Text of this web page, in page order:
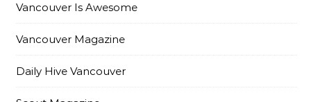
Vancouver Is Awesome
Vancouver Magazine
Daily Hive Vancouver